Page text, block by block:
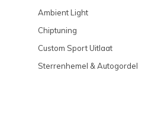
Ambient Light
Chiptuning
Custom Sport Uitlaat
Sterrenhemel & Autogordel